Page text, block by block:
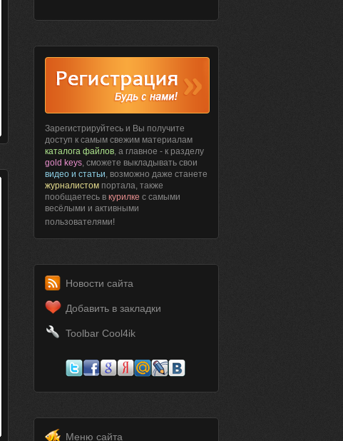
Зарегистрируйтесь и Вы получите
доступ к самым свежим материалам
каталога файлов, а главное - к разделу
gold keys, сможете выкладывать свои
видео и статьи, возможно даже станете
журналистом портала, также
пообщаетесь в курилке с самыми
весёлыми и активными
пользователями!
Новости сайта
Добавить в закладки
Toolbar Cool4ik
Меню сайта